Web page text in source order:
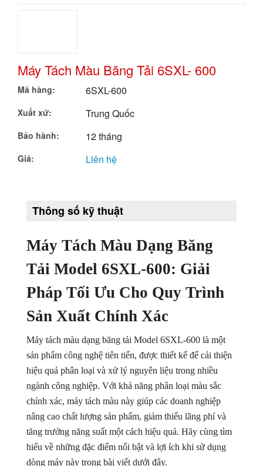
Máy Nén Khí Có Biến Tầng
Máy Tách Màu Hạt Đậu
Máy Tách Màu Hạt Mắc Ca
Máy Tách Màu Thuỷ Sản
Máy Đánh Bóng Hạt Nông Sản (ĐẬU, NGÔ....)
Máy Tách Hạt Đậu
Máy Tách Tạp Chất Tỷ Trọng
Máy Móc Ngành Khoáng Sản
Máy Tách Màu Băng Tải 6SXL- 600
Mã hàng: 6SXL-600
Xuất xứ: Trung Quốc
Bảo hành: 12 tháng
Giá: Liên hệ
Thông số kỹ thuật
Máy Tách Màu Dạng Băng
Tải Model 6SXL-600: Giải
Pháp Tối Ưu Cho Quy Trình
Sản Xuất Chính Xác
Máy tách màu dạng băng tải Model 6SXL-600 là một
sản phẩm công nghệ tiên tiến, được thiết kế để cải thiện
hiệu quả phân loại và xử lý nguyên liệu trong nhiều
ngành công nghiệp. Với khả năng phân loại màu sắc
chính xác, máy tách màu này giúp các doanh nghiệp
nâng cao chất lượng sản phẩm, giảm thiểu lãng phí và
tăng trưởng năng suất một cách hiệu quả. Hãy cùng tìm
hiểu về những đặc điểm nổi bật và lợi ích khi sử dụng
dòng máy này trong bài viết dưới đây.